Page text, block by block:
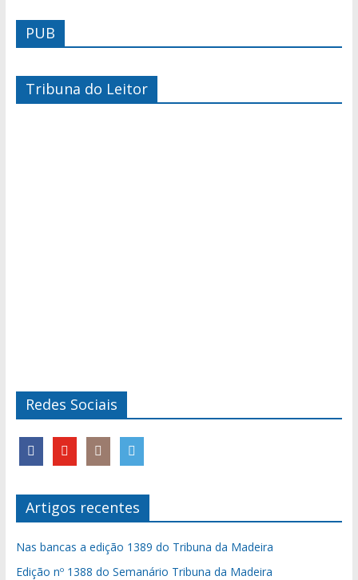
PUB
Tribuna do Leitor
Redes Sociais
Artigos recentes
Nas bancas a edição 1389 do Tribuna da Madeira
Edição nº 1388 do Semanário Tribuna da Madeira